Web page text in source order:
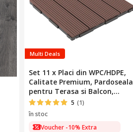
Multi Deals
Set 11 x Placi din WPC/HDPE,
Calitate Premium, Pardoseala
pentru Terasa si Balcon,
30x30x2 cm, Sistem Easy Click,
1 mp, Maro
5 (1)
în stoc
Voucher -10% Extra